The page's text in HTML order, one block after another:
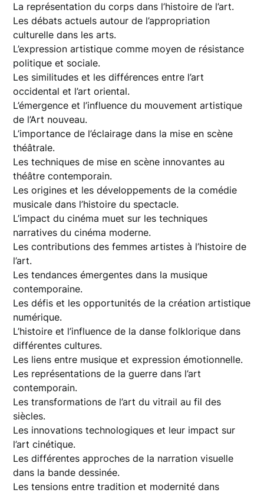
La représentation du corps dans l’histoire de l’art.
Les débats actuels autour de l’appropriation
culturelle dans les arts.
L’expression artistique comme moyen de résistance
politique et sociale.
Les similitudes et les différences entre l’art
occidental et l’art oriental.
L’émergence et l’influence du mouvement artistique
de l’Art nouveau.
L’importance de l’éclairage dans la mise en scène
théâtrale.
Les techniques de mise en scène innovantes au
théâtre contemporain.
Les origines et les développements de la comédie
musicale dans l’histoire du spectacle.
L’impact du cinéma muet sur les techniques
narratives du cinéma moderne.
Les contributions des femmes artistes à l’histoire de
l’art.
Les tendances émergentes dans la musique
contemporaine.
Les défis et les opportunités de la création artistique
numérique.
L’histoire et l’influence de la danse folklorique dans
différentes cultures.
Les liens entre musique et expression émotionnelle.
Les représentations de la guerre dans l’art
contemporain.
Les transformations de l’art du vitrail au fil des
siècles.
Les innovations technologiques et leur impact sur
l’art cinétique.
Les différentes approches de la narration visuelle
dans la bande dessinée.
Les tensions entre tradition et modernité dans